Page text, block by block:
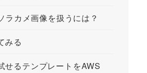
ラカメ画像を扱うには？
みる
せるテンプレートをAWS